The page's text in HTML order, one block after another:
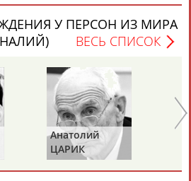
АБДУВАЛИЕВ
АБДУЛАЕВ
Камиль
АБДУЛАЗИЗОВ
Загалав
АБДУЛБЕКОВ
Магомед
АБДУЛКАГИРОВ
Назир
АБДУЛЛАЕВ
У ПЕРСОН ИЗ МИРА
ВЕСЬ СПИСОК
Анатолий
ЦАРИК